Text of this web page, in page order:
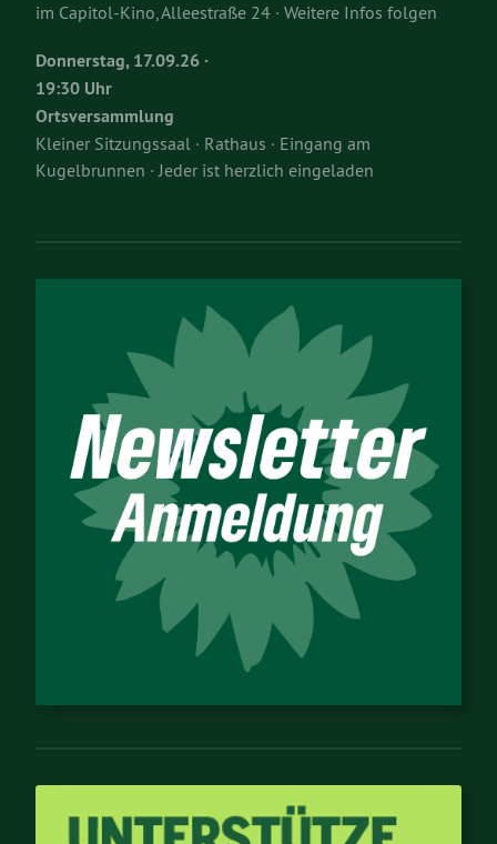
im Capitol-Kino, Alleestraße 24 · Weitere Infos folgen
Donnerstag, 17.09.26 ·
19:30 Uhr
Ortsversammlung
Kleiner Sitzungssaal · Rathaus · Eingang am
Kugelbrunnen · Jeder ist herzlich eingeladen